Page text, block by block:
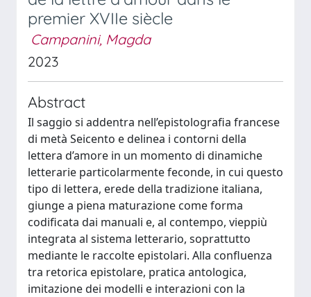
premier XVIIe siècle
Campanini, Magda
2023
Abstract
Il saggio si addentra nell’epistolografia francese
di metà Seicento e delinea i contorni della
lettera d’amore in un momento di dinamiche
letterarie particolarmente feconde, in cui questo
tipo di lettera, erede della tradizione italiana,
giunge a piena maturazione come forma
codificata dai manuali e, al contempo, vieppiù
integrata al sistema letterario, soprattutto
mediante le raccolte epistolari. Alla confluenza
tra retorica epistolare, pratica antologica,
imitazione dei modelli e interazioni con la